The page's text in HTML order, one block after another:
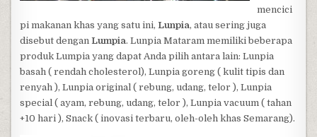
mencici
pi makanan khas yang satu ini,Lunpia, atau sering juga
disebut denganLumpia. Lunpia Mataram memiliki beberapa
produk Lumpia yang dapat Anda pilih antara lain: Lunpia
basah ( rendah cholesterol), Lunpia goreng ( kulit tipis dan
renyah ), Lunpia original ( rebung, udang, telor ), Lunpia
special ( ayam, rebung, udang, telor ), Lunpia vacuum ( tahan
+10 hari ), Snack ( inovasi terbaru, oleh-oleh khas Semarang).